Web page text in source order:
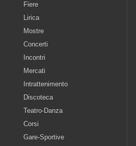
Fiere
Lirica
Mostre
Concerti
Incontri
Mercati
Intrattenimento
Discoteca
Teatro-Danza
Corsi
Gare-Sportive